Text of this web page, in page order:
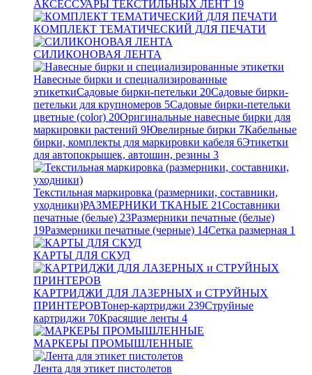
АКСЕССУАРЫ ТЕКСТИЛЬНЫХ ЛЕНТ 19
КОМПЛЕКТ ТЕМАТИЧЕСКИЙ ДЛЯ ПЕЧАТИ
СИЛИКОНОВАЯ ЛЕНТА
Навесные бирки и специализированные
этикеткиСадовые бирки-петельки 20Садовые бирки-
петельки для крупномеров 5Садовые бирки-петельки
цветные (color) 20Оригинальные навесные бирки для
маркировки растений 9Ювелирные бирки 7Кабельные
бирки, комплекты для маркировки кабеля 6Этикетки
для автопокрышек, автошин, резины 3
Текстильная маркировка (размерники, составники,
уходники)РАЗМЕРНИКИ ТКАНЫЕ 21Составники
печатные (белые) 23Размерники печатные (белые)
19Размерники печатные (черные) 14Сетка размерная 1
КАРТЫ ДЛЯ СКУД
КАРТРИДЖИ ДЛЯ ЛАЗЕРНЫХ и СТРУЙНЫХ
ПРИНТЕРОВТонер-картриджи 239Струйные
картриджи 70Красящие ленты 4
МАРКЕРЫ ПРОМЫШЛЕННЫЕ
Лента для этикет пистолетов